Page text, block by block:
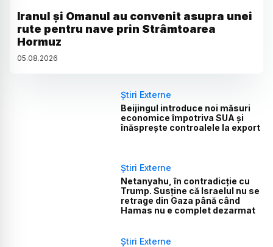
Iranul și Omanul au convenit asupra unei
rute pentru nave prin Strâmtoarea
Hormuz
05.08.2026
Știri Externe
Beijingul introduce noi măsuri
economice împotriva SUA și
înăsprește controalele la export
Știri Externe
Netanyahu, în contradicție cu
Trump. Susține că Israelul nu se
retrage din Gaza până când
Hamas nu e complet dezarmat
Știri Externe